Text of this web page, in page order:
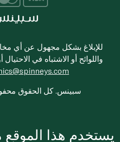
للإبلاغ بشكل مجهول عن أي
واللوائح أو الاشتباه في
© 2020-2026 سبينس. كل الحقوق
يستخدم هذا